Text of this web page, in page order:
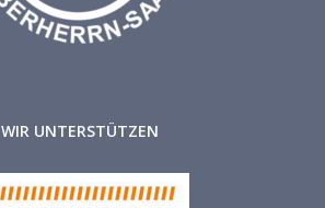
WIR UNTERSTÜTZEN